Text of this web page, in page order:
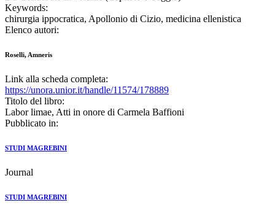
Keywords:
chirurgia ippocratica, Apollonio di Cizio, medicina ellenistica
Elenco autori:
Roselli, Amneris
Link alla scheda completa:
https://unora.unior.it/handle/11574/178889
Titolo del libro:
Labor limae, Atti in onore di Carmela Baffioni
Pubblicato in:
STUDI MAGREBINI
Journal
STUDI MAGREBINI